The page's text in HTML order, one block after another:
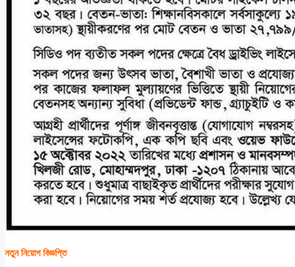
নতুন নিয়োগ বিজ্ঞপ্তি